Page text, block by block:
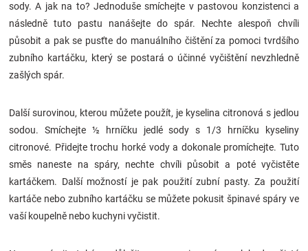
sody. A jak na to? Jednoduše smíchejte v pastovou konzistenci a
následně tuto pastu nanášejte do spár. Nechte alespoň chvíli
působit a pak se pusťte do manuálního čištění za pomoci tvrdšího
zubního kartáčku, který se postará o účinné vyčištění nevzhledně
zašlých spár.
Další surovinou, kterou můžete použít, je kyselina citronová s jedlou
sodou. Smíchejte ½ hrníčku jedlé sody s 1/3 hrníčku kyseliny
citronové. Přidejte trochu horké vody a dokonale promíchejte. Tuto
směs naneste na spáry, nechte chvíli působit a poté vyčistěte
kartáčkem. Další možností je pak použití zubní pasty. Za použití
kartáče nebo zubního kartáčku se můžete pokusit špinavé spáry ve
vaší koupelně nebo kuchyni vyčistit.